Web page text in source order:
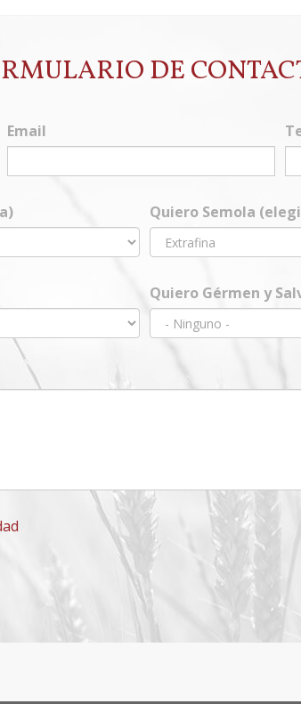
DE
Email
Quiero Semola
Quiero Gérmen y